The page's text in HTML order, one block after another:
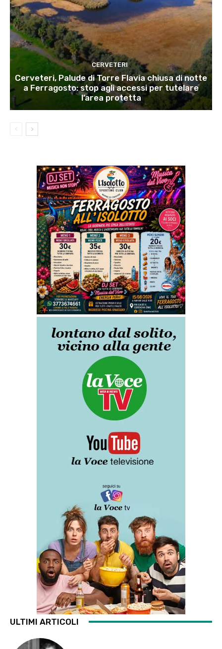
CERVETERI
Cerveteri, Palude di Torre Flavia chiusa di notte
a Ferragosto: stop agli accessi per tutelare
l’area protetta
ULTIMI ARTICOLI